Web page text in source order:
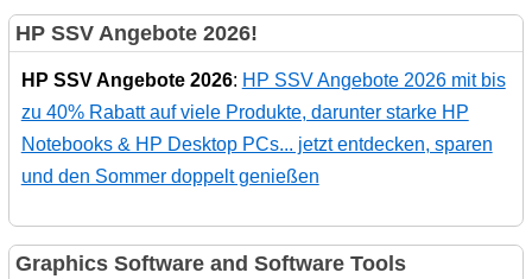
HP SSV Angebote 2026!
HP SSV Angebote 2026: HP SSV Angebote 2026 mit bis
zu 40% Rabatt auf viele Produkte, darunter starke HP
Notebooks & HP Desktop PCs... jetzt entdecken, sparen
und den Sommer doppelt genießen
Graphics Software and Software Tools